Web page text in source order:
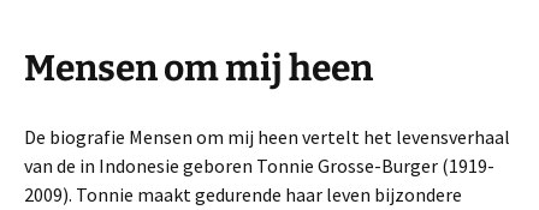
Mensen om mij heen
De biografie Mensen om mij heen vertelt het levensverhaal
van de in Indonesie geboren Tonnie Grosse-Burger (1919-
2009). Tonnie maakt gedurende haar leven bijzondere